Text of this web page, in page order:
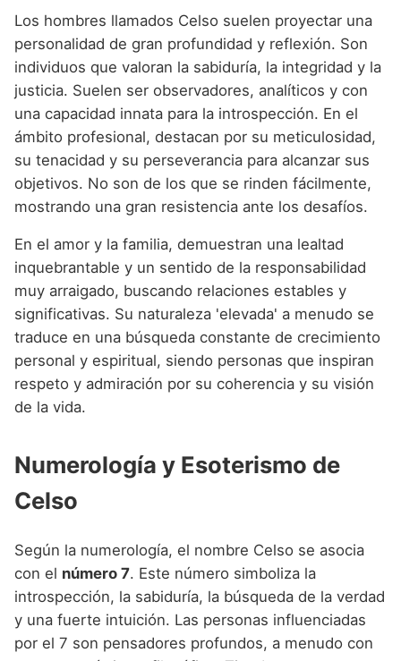
Los hombres llamados Celso suelen proyectar una
personalidad de gran profundidad y reflexión. Son
individuos que valoran la sabiduría, la integridad y la
justicia. Suelen ser observadores, analíticos y con
una capacidad innata para la introspección. En el
ámbito profesional, destacan por su meticulosidad,
su tenacidad y su perseverancia para alcanzar sus
objetivos. No son de los que se rinden fácilmente,
mostrando una gran resistencia ante los desafíos.
En el amor y la familia, demuestran una lealtad
inquebrantable y un sentido de la responsabilidad
muy arraigado, buscando relaciones estables y
significativas. Su naturaleza 'elevada' a menudo se
traduce en una búsqueda constante de crecimiento
personal y espiritual, siendo personas que inspiran
respeto y admiración por su coherencia y su visión
de la vida.
Numerología y Esoterismo de
Celso
Según la numerología, el nombre Celso se asocia
con el número 7. Este número simboliza la
introspección, la sabiduría, la búsqueda de la verdad
y una fuerte intuición. Las personas influenciadas
por el 7 son pensadores profundos, a menudo con